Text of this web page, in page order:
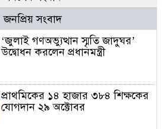
জনপ্রিয় সংবাদ
‘জুলাই গণঅভ্যুত্থান স্মৃতি জাদুঘর’
উদ্বোধন করলেন প্রধানমন্ত্রী
প্রাথমিকের ১৪ হাজার ৩৮৪ শিক্ষকের
যোগদান ২৯ অক্টোবর